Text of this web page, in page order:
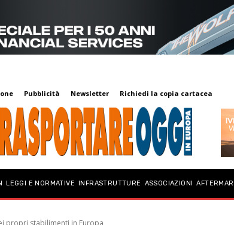
Pubblicità Newsletter Richiedi la copia cartacea
LEGGI E NORMATIVE INFRASTRUTTURE ASSOCIAZIONI